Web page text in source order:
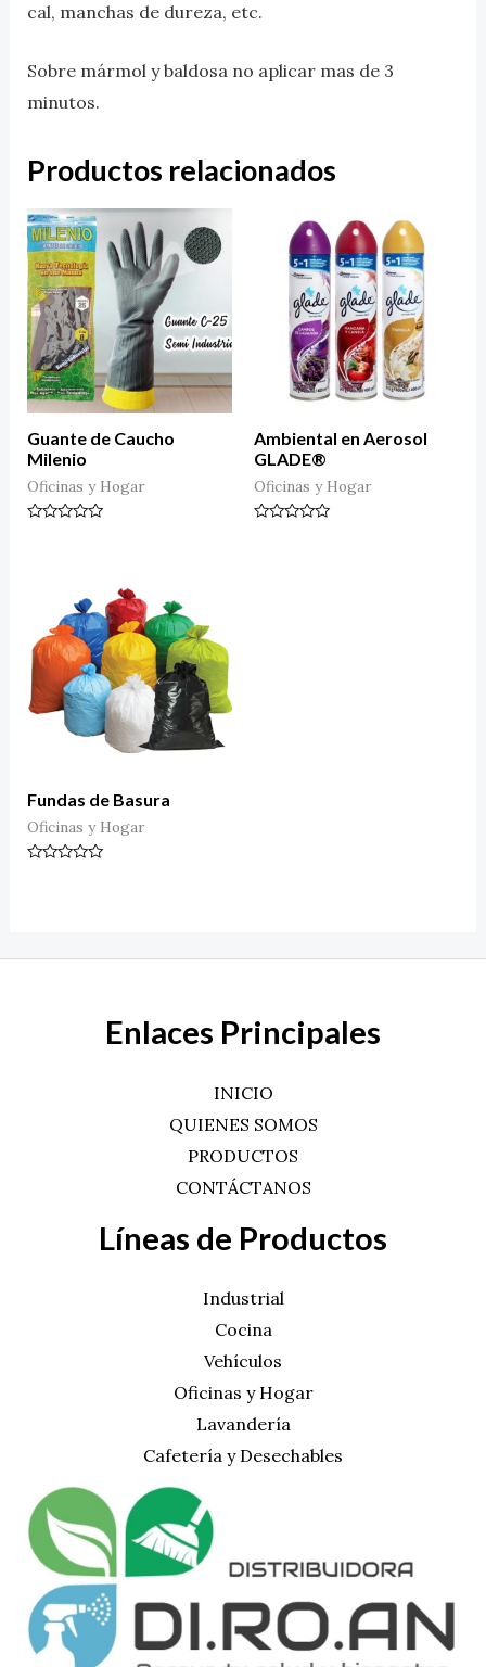
cal, manchas de dureza, etc.
Sobre mármol y baldosa no aplicar mas de 3
minutos.
Productos relacionados
Guante de Caucho
Milenio
Oficinas y Hogar
Ambiental en Aerosol
GLADE®
Oficinas y Hogar
Fundas de Basura
Oficinas y Hogar
Enlaces Principales
INICIO
QUIENES SOMOS
PRODUCTOS
CONTÁCTANOS
Líneas de Productos
Industrial
Cocina
Vehículos
Oficinas y Hogar
Lavandería
Cafetería y Desechables